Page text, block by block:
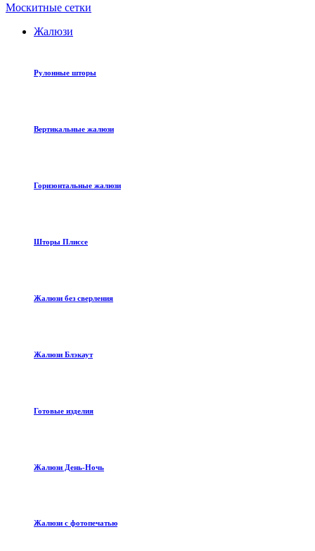
Москитные сетки
Жалюзи
Рулонные шторы
Вертикальные жалюзи
Горизонтальные жалюзи
Шторы Плиссе
Жалюзи без сверления
Жалюзи Блэкаут
Готовые изделия
Жалюзи День-Ночь
Жалюзи с фотопечатью